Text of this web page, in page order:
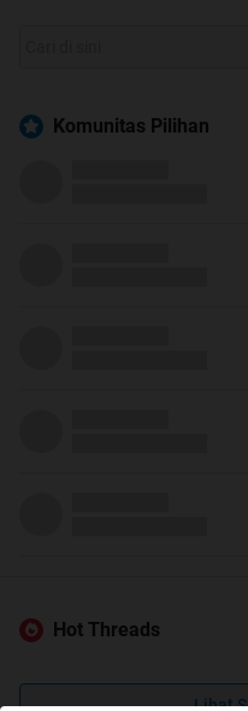
Komunitas Pilihan
Hot Threads
Lihat